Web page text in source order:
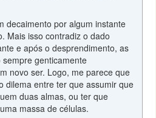
decaimento por algum instante
Mais isso contradiz o dado
e após o desprendimento, as
genticamente
novo ser. Logo, me parece que
dilema entre ter que assumir que
duas almas, ou ter que
massa de células.